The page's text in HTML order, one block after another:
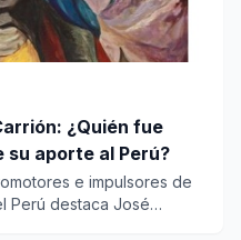
¿Quién fue
aporte al Perú?
e impulsores de
Perú destaca José